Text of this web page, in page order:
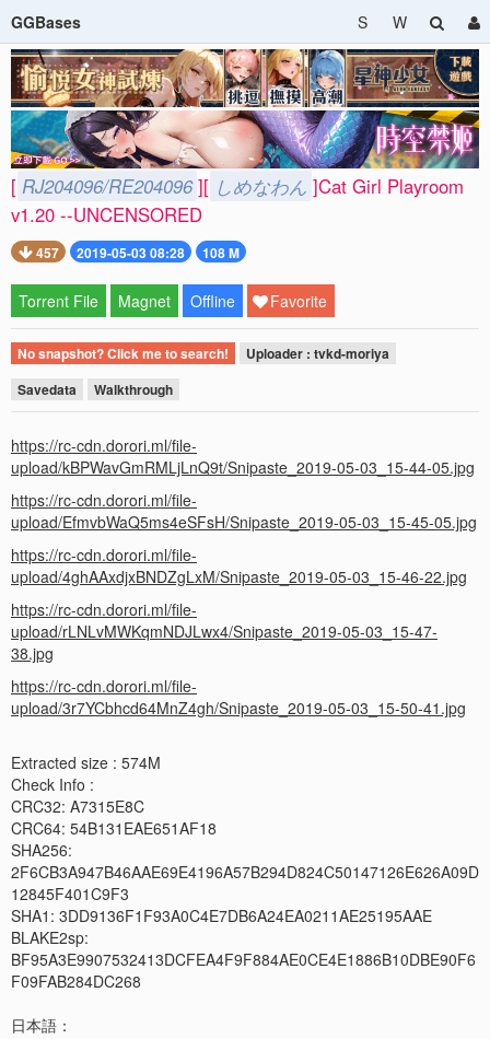
GGBases S W
[ RJ204096/RE204096 ][ しめなわん ]Cat Girl Playroom
v1.20 --UNCENSORED
457 2019-05-03 08:28 108 M
Torrent File Magnet Offline Favorite
No snapshot? Click me to search!
Uploader : tvkd-moriya
Savedata
Walkthrough
https://rc-cdn.dorori.ml/file-
upload/kBPWavGmRMLjLnQ9t/Snipaste_2019-05-03_15-44-05.jpg
https://rc-cdn.dorori.ml/file-
upload/EfmvbWaQ5ms4eSFsH/Snipaste_2019-05-03_15-45-05.jpg
https://rc-cdn.dorori.ml/file-
upload/4ghAAxdjxBNDZgLxM/Snipaste_2019-05-03_15-46-22.jpg
https://rc-cdn.dorori.ml/file-
upload/rLNLvMWKqmNDJLwx4/Snipaste_2019-05-03_15-47-
38.jpg
https://rc-cdn.dorori.ml/file-
upload/3r7YCbhcd64MnZ4gh/Snipaste_2019-05-03_15-50-41.jpg
Extracted size : 574M
Check Info :
CRC32: A7315E8C
CRC64: 54B131EAE651AF18
SHA256:
2F6CB3A947B46AAE69E4196A57B294D824C50147126E626A09D
12845F401C9F3
SHA1: 3DD9136F1F93A0C4E7DB6A24EA0211AE25195AAE
BLAKE2sp:
BF95A3E9907532413DCFEA4F9F884AE0CE4E1886B10DBE90F6
F09FAB284DC268
日本語：